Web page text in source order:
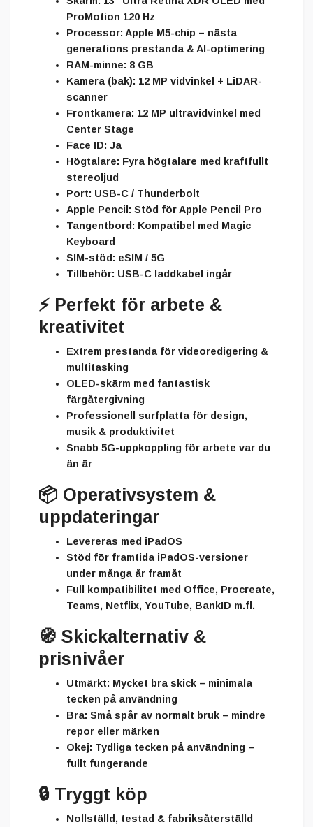
ProMotion 120 Hz
Processor: Apple M5-chip – nästa
generations prestanda & AI-optimering
RAM-minne: 8 GB
Kamera (bak): 12 MP vidvinkel + LiDAR-
scanner
Frontkamera: 12 MP ultravidvinkel med
Center Stage
Face ID: Ja
Högtalare: Fyra högtalare med kraftfullt
stereoljud
Port: USB-C / Thunderbolt
Apple Pencil: Stöd för Apple Pencil Pro
Tangentbord: Kompatibel med Magic
Keyboard
SIM-stöd: eSIM / 5G
Tillbehör: USB-C laddkabel ingår
⚡ Perfekt för arbete &
kreativitet
Extrem prestanda för videoredigering &
multitasking
OLED-skärm med fantastisk
färgåtergivning
Professionell surfplatta för design,
musik & produktivitet
Snabb 5G-uppkoppling för arbete var du
än är
📦 Operativsystem &
uppdateringar
Levereras med iPadOS
Stöd för framtida iPadOS-versioner
under många år framåt
Full kompatibilitet med Office, Procreate,
Teams, Netflix, YouTube, BankID m.fl.
🧭 Skickalternativ &
prisnivåer
Utmärkt: Mycket bra skick – minimala
tecken på användning
Bra: Små spår av normalt bruk – mindre
repor eller märken
Okej: Tydliga tecken på användning –
fullt fungerande
🔒 Tryggt köp
Nollställd, testad & fabriksåterställd